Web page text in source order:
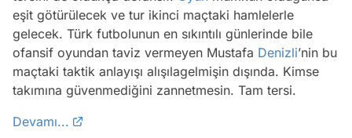
eşit götürülecek ve tur ikinci maçtaki hamlelerle
gelecek. Türk futbolunun en sıkıntılı günlerinde bile
ofansif oyundan taviz vermeyen Mustafa Denizli’nin bu
maçtaki taktik anlayışı alışılagelmişin dışında. Kimse
takımına güvenmediğini zannetmesin. Tam tersi.
Devamı...